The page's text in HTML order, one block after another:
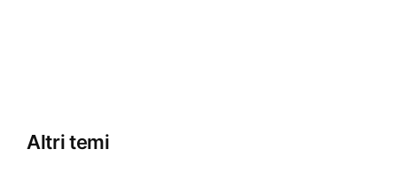
Altri temi